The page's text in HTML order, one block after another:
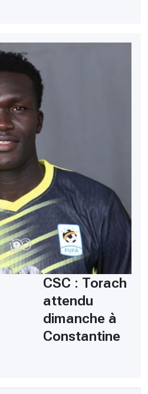
CSC : Torach
attendu
dimanche à
Constantine